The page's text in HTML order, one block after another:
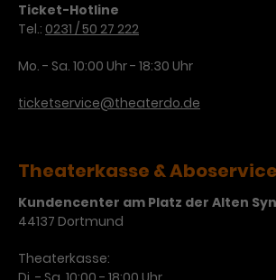
Ticket-Hotline
Tel.: 0231 / 50 27 222
Mo. - Sa. 10:00 Uhr - 18:30 Uhr
ticketservice@theaterdo.de
Theaterkasse & Aboservice
Kundencenter am Platz der Alten
44137 Dortmund
Theaterkasse: